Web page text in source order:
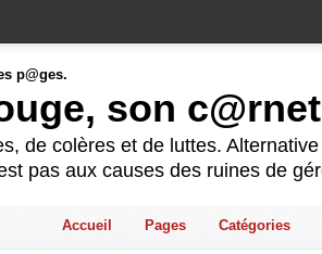
son
de colères et de luttes.
pas aux causes des ruines de
Accueil Pages Catégories